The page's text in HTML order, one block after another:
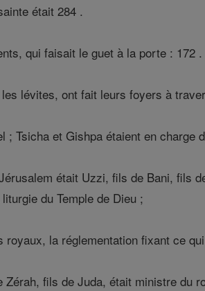
était 284 .
qui faisait le guet à la porte : 172 .
lévites, ont fait leurs foyers à
Tsicha et Gishpa étaient en charge
était Uzzi, fils de Bani, fils
du Temple de Dieu ;
la réglementation fixant ce
fils de Juda, était ministre du